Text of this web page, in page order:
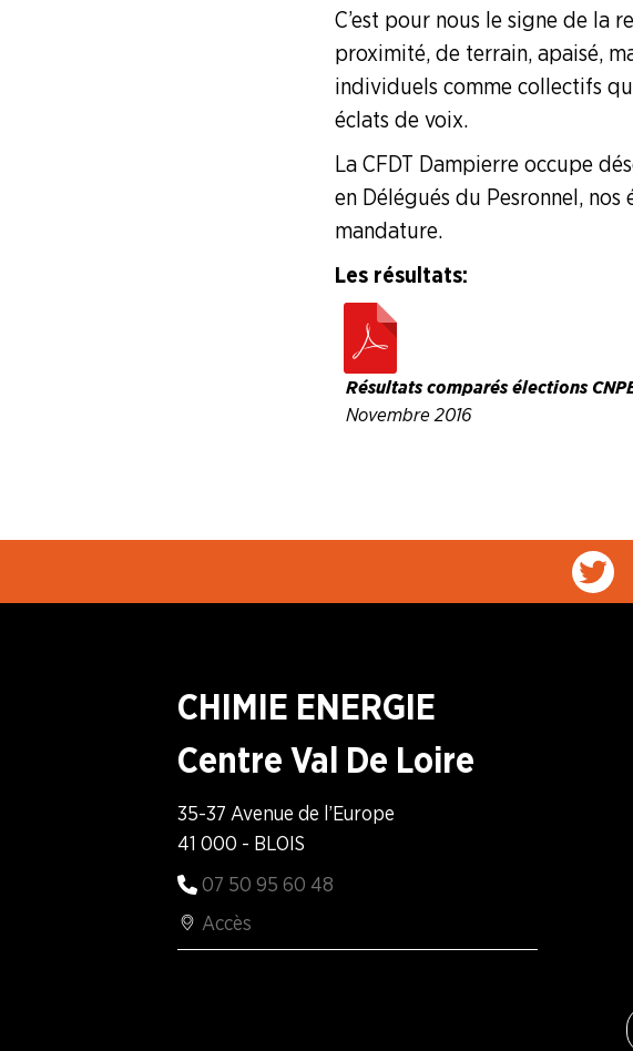
Branche Pharma
Branche Plasturgie
ligne
C’est pour nous le signe de la
proximité, de terrain, apaisé,
individuels comme collectifs
éclats de voix.
La CFDT Dampierre occupe
en Délégués du Pesronnel,
mandature.
Les résultats :
Résultats comparés élections
Novembre 2016
CHIMIE ENERGIE
Centre Val De Loire
35-37 Avenue de l’Europe
41 000 - BLOIS
07 50 95 60 48
Accès